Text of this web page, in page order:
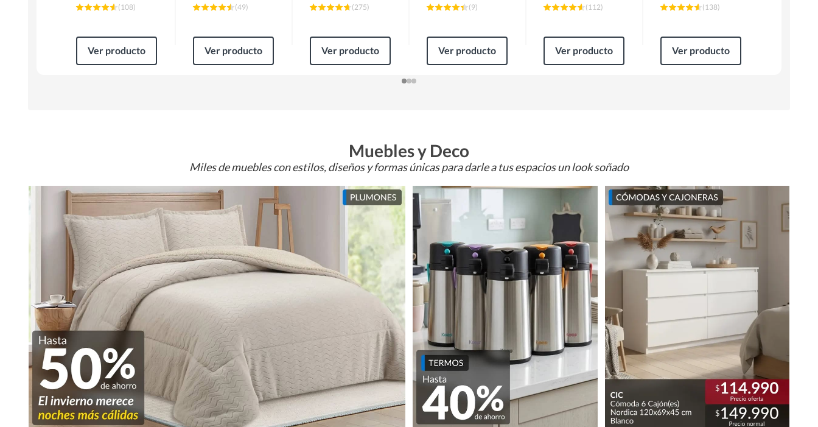
(108)
Ver producto
(49)
Ver producto
(275)
Ver producto
(9)
Ver producto
(112)
Ver producto
(138)
Ver producto
Muebles y Deco
Miles de muebles con estilos, diseños y formas únicas para darle a tus espacios un look soñado